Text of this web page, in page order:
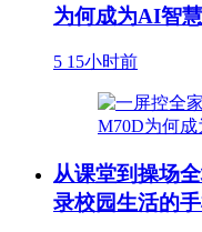
为何成为AI智
5 15小时前
从课堂到操场
录校园生活的